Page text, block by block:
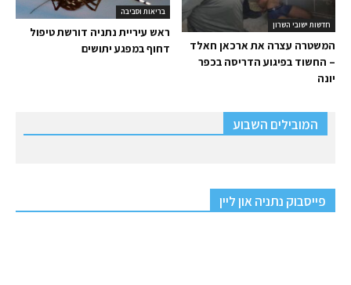
בריאות וסביבה
ראש עיריית נתניה דורשת טיפול
דחוף במפגע יתושים
חדשות ישובי השרון
המשטרה עצרה את ארכאן חאלד
– החשוד בפיגוע הדריסה בכפר
יונה
המובילים השבוע
פייסבוק נתניה און ליין